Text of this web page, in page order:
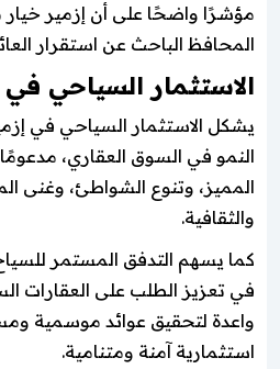
مؤشرًا واضحًا على أن إزمير
المحافظ الباحث عن استقرار
الاستثمار السياحي في
يشكل الاستثمار السياحي في
النمو في السوق العقاري،
المميز، وتنوع الشواطئ، وغنى
والثقافية.
كما يسهم التدفق المستمر
في تعزيز الطلب على العقارات
واعدة لتحقيق عوائد موسمية
استثمارية آمنة ومتنامية.